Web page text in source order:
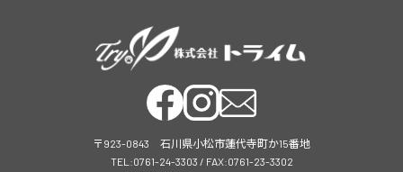
〒923-0843 石川県小松市蓮代寺町か15番地
TEL:0761-24-3303 / FAX:0761-23-3302